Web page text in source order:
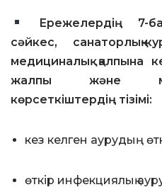
Ережелердің 7-
сәйкес, санаторлық-
медициналық қалпына
жалпы және
көрсеткіштердің тізімі:
кез келген аурудың
өткір инфекциялық